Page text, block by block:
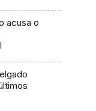
acusa o